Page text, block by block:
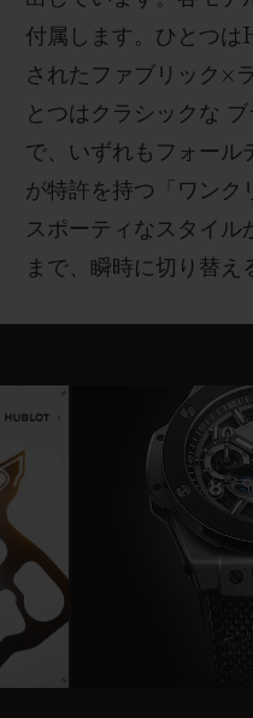
付属します。ひとつ
されたファブリック×
とつはクラシックな
で、いずれもフォール
が特許を持つ「ワンク
スポーティなスタイル
まで、瞬時に切り替え